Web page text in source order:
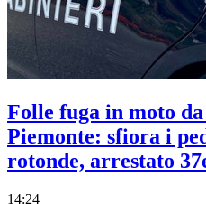
Folle fuga in moto
Piemonte: sfiora i
rotonde, arrestato
14:24